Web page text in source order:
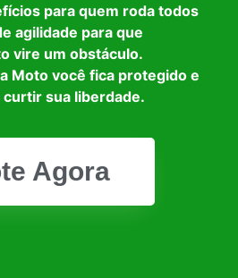
para quem roda todos
agilidade para que
vire um obstáculo.
Moto você fica protegido e
sua liberdade.
Agora